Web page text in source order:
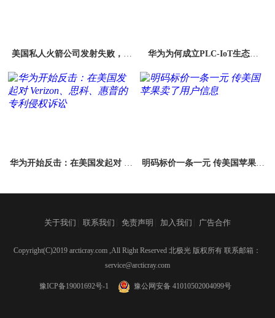
美国私人火箭公司发射失败，弄
华为为何成立PLC-IoT生态联
华为开始反击：在美国发起对 Ve
明码标价一条一元 传美国苹果卖
关于我们 联系我们 免责声明 加入我们 广告合作
Copyright(C)2019 arcticray.com ,All Right Reserved 北极光 版权所有 联系邮箱：
service@arcticray.com
豫ICP备19001692号-1 豫公网安备 41010502004099号